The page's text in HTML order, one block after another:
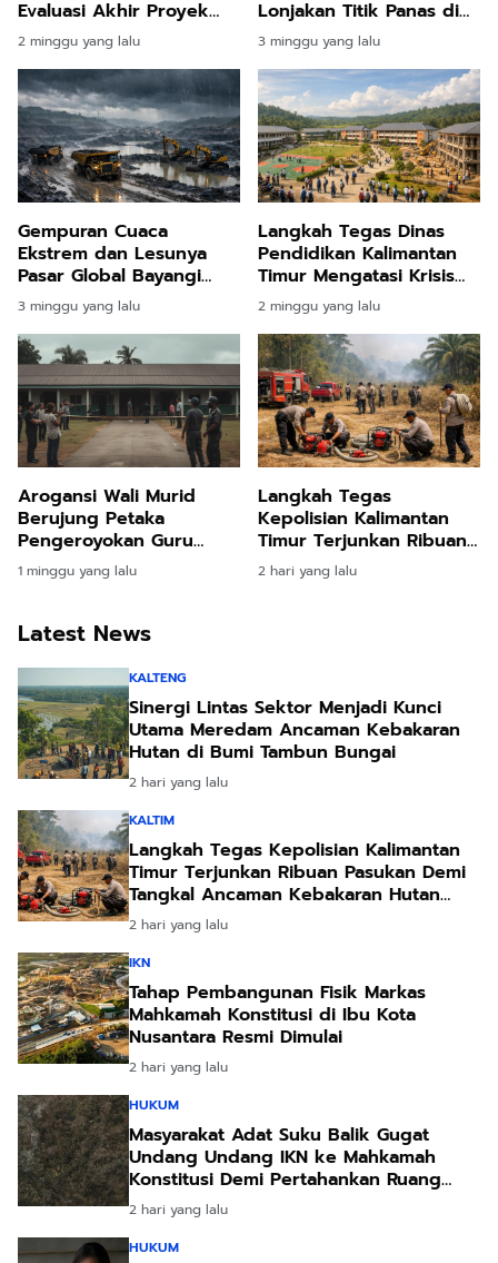
Evaluasi Akhir Proyek
Karbon Bank Dunia Demi
Pembangunan
Berkelanjutan
2 minggu yang lalu
Lonjakan Titik Panas di
Kalimantan Timur dan
Kawasan Nusantara
3 minggu yang lalu
Gempuran Cuaca
Ekstrem dan Lesunya
Pasar Global Bayangi
Kinerja Tambang
Kalimantan Timur
3 minggu yang lalu
Langkah Tegas Dinas
Pendidikan Kalimantan
Timur Mengatasi Krisis
Daya Tampung Siswa
Lewat Prioritas
Anggaran Infrastruktur
Sekolah
2 minggu yang lalu
Arogansi Wali Murid
Berujung Petaka
Pengeroyokan Guru
Sekolah Dasar di
Balikpapan Usai Tegur
1 minggu yang lalu
Langkah Tegas
Kepolisian Kalimantan
Timur Terjunkan Ribuan
Pasukan Demi Tangkal
Ancaman Kebakaran
2 hari yang lalu
Latest News
KALTENG
Sinergi Lintas Sektor Menjadi Kunci
Utama Meredam Ancaman Kebakaran
Hutan di Bumi Tambun Bungai
2 hari yang lalu
KALTIM
Langkah Tegas Kepolisian Kalimantan
Timur Terjunkan Ribuan Pasukan Demi
Tangkal Ancaman Kebakaran Hutan
Akibat Kemarau Ekstrem
2 hari yang lalu
IKN
Tahap Pembangunan Fisik Markas
Mahkamah Konstitusi di Ibu Kota
Nusantara Resmi Dimulai
2 hari yang lalu
HUKUM
Masyarakat Adat Suku Balik Gugat
Undang Undang IKN ke Mahkamah
Konstitusi Demi Pertahankan Ruang
Hidup Leluhur
2 hari yang lalu
HUKUM